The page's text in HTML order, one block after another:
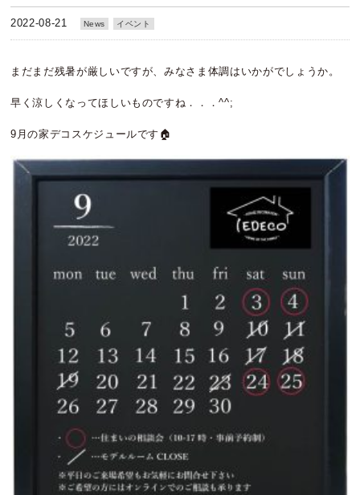
2022-08-21 News イベント
まだまだ残暑が厳しいですが、みなさま体調はいかがでしょうか。
早く涼しくなってほしいものですね．．．^^;
9月の家デコスケジュールです🏠